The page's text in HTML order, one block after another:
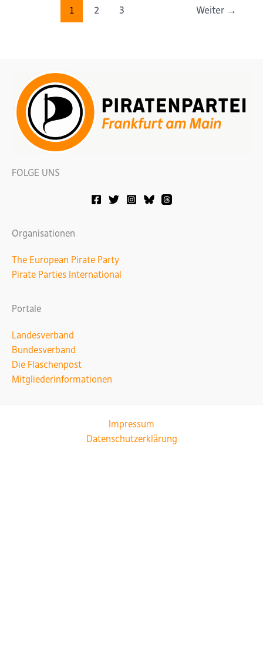
an
1 2 3 Weiter →
FOLGE UNS
Organisationen
The European Pirate Party
Pirate Parties International
Portale
Landesverband
Bundesverband
Die Flaschenpost
Mitgliederinformationen
Impressum
Datenschutzerklärung